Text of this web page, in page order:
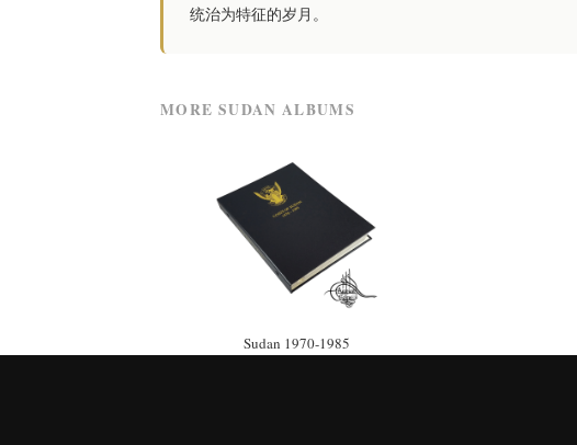
统治为特征的岁月。
MORE SUDAN ALBUMS
Sudan 1970-1985